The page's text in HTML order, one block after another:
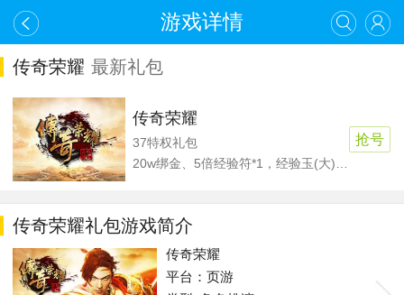
游戏详情
传奇荣耀 最新礼包
传奇荣耀
37特权礼包
抢号
传奇荣耀礼包游戏简介
传奇荣耀
平台：页游